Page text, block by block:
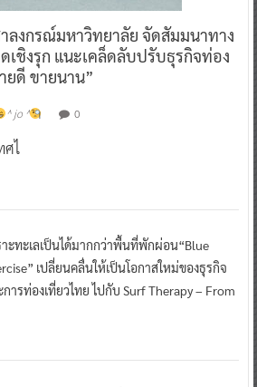
งกรณ์มหาวิทยาลัย จัดสัมมนาทาง
เชิงรุก แนะเคล็ดลับปรับธุรกิจท่อง
ยดี ขายนาน”
^ jo ^ 0
ศไ
าะทะเลเป็นได้มากกว่าพื้นที่พักผ่อน“Blue
เปลี่ยนคลื่นให้เป็นโอกาสใหม่ของธุรกิจ
การท่องเที่ยวไทย ไปกับ Surf Therapy – From